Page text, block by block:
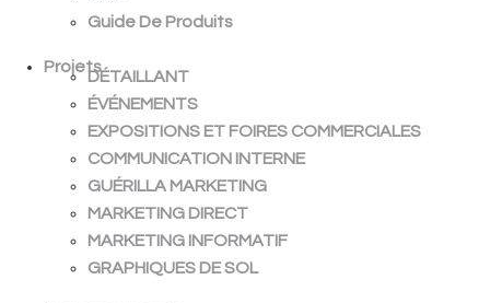
Guide De Produits
Projets
DÉTAILLANT
ÉVÉNEMENTS
EXPOSITIONS ET FOIRES COMMERCIALES
COMMUNICATION INTERNE
GUÉRILLA MARKETING
MARKETING DIRECT
MARKETING INFORMATIF
GRAPHIQUES DE SOL